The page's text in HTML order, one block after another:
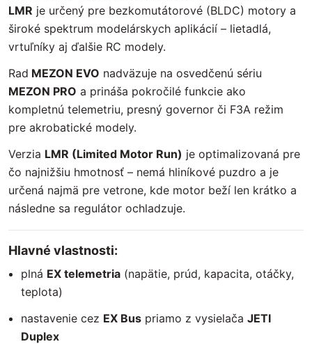
LMR je určený pre bezkomutátorové (BLDC) motory a
široké spektrum modelárskych aplikácií – lietadlá,
vrtuľníky aj ďalšie RC modely.
Rad MEZON EVO nadväzuje na osvedčenú sériu
MEZON PRO a prináša pokročilé funkcie ako
kompletnú telemetriu, presný governor či F3A režim
pre akrobatické modely.
Verzia LMR (Limited Motor Run) je optimalizovaná pre
čo najnižšiu hmotnosť – nemá hliníkové puzdro a je
určená najmä pre vetrone, kde motor beží len krátko a
následne sa regulátor ochladzuje.
Hlavné vlastnosti:
plná EX telemetria (napätie, prúd, kapacita, otáčky,
teplota)
nastavenie cez EX Bus priamo z vysielača JETI
Duplex